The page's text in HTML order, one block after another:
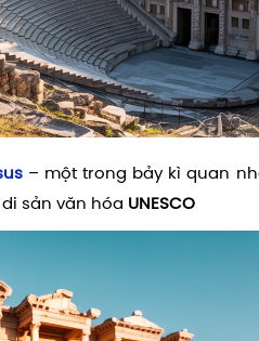
– một trong bảy kì quan
sản văn hóa UNESCO